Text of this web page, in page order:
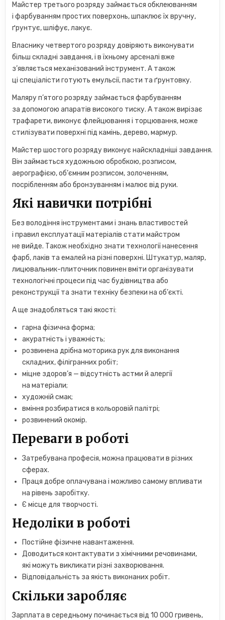
Майстер третього розряду займається обклеюванням
і фарбуванням простих поверхонь, шпаклює їх вручну,
ґрунтує, шліфує, лакує.
Власнику четвертого розряду довіряють виконувати
більш складні завдання, і в їхньому арсеналі вже
з’являється механізований інструмент. А також
ці спеціалісти готують емульсії, пасти та ґрунтовку.
Маляру п’ятого розряду займається фарбуванням
за допомогою апаратів високого тиску. А також вирізає
трафарети, виконує флейцювання і торцювання, може
стилізувати поверхні під камінь, дерево, мармур.
Майстер шостого розряду виконує найскладніші завдання.
Він займається художньою обробкою, розписом,
аерографією, об’ємним розписом, золоченням,
посрібленням або бронзуванням і малює від руки.
Які навички потрібні
Без володіння інструментами і знань властивостей
і правил експлуатації матеріалів стати майстром
не вийде. Також необхідно знати технології нанесення
фарб, лаків та емалей на різні поверхні. Штукатур, маляр,
лицювальник-плиточник повинен вміти організувати
технологічні процеси під час будівництва або
реконструкції та знати техніку безпеки на об’єкті.
А ще знадобляться такі якості:
гарна фізична форма;
акуратність і уважність;
розвинена дрібна моторика рук для виконання
складних, філігранних робіт;
міцне здоров’я — відсутність астми й алергії
на матеріали;
художній смак;
вміння розбиратися в кольоровій палітрі;
розвинений окомір.
Переваги в роботі
Затребувана професія, можна працювати в різних
сферах.
Праця добре оплачувана і можливо самому впливати
на рівень заробітку.
Є місце для творчості.
Недоліки в роботі
Постійне фізичне навантаження.
Доводиться контактувати з хімічними речовинами,
які можуть викликати різні захворювання.
Відповідальність за якість виконаних робіт.
Скільки заробляє
Зарплата в середньому починається від 10 000 гривень,